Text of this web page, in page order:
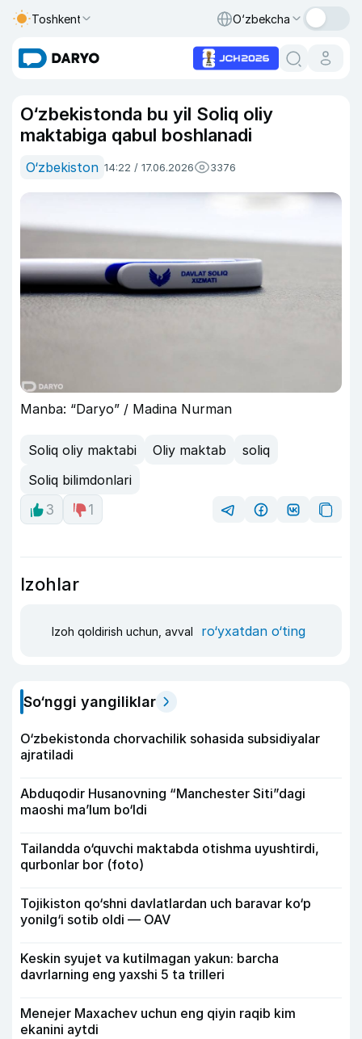
Toshkent O‘zbekcha
O‘zbekistonda bu yil Soliq oliy
maktabiga qabul boshlanadi
O‘zbekiston 14:22 / 17.06.2026 3376
Manba: “Daryo” / Madina Nurman
Soliq oliy maktabi Oliy maktab
soliq
Soliq bilimdonlari
3
1
Izohlar
Izoh qoldirish uchun, avval ro‘yxatdan o‘ting
So‘nggi yangiliklar
O‘zbekistonda chorvachilik sohasida subsidiyalar
ajratiladi
Abduqodir Husanovning “Manchester Siti”dagi
maoshi ma’lum bo‘ldi
Tailandda o‘quvchi maktabda otishma uyushtirdi,
qurbonlar bor (foto)
Tojikiston qo‘shni davlatlardan uch baravar ko‘p
yonilg‘i sotib oldi — OAV
Keskin syujet va kutilmagan yakun: barcha
davrlarning eng yaxshi 5 ta trilleri
Menejer Maxachev uchun eng qiyin raqib kim
ekanini aytdi